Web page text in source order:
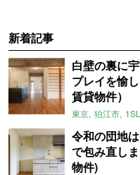
新着記事
白壁の裏に
プレイを愉
賃貸物件）
東京 狛江市
令和の団地
で包み直し
物件)